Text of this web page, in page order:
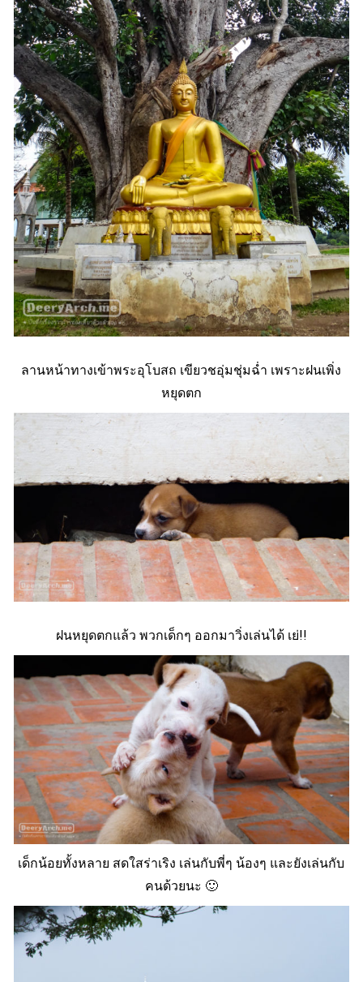
ลานหน้าทางเข้าพระอุโบสถ เขียวชอุ่มชุ่มฉ่ำ เพราะฝนเพิ่ง
หยุดตก
ฝนหยุดตกแล้ว พวกเด็กๆ ออกมาวิ่งเล่นได้ เย่!!
เด็กน้อยทั้งหลาย สดใสร่าเริง เล่นกับพี่ๆ น้องๆ และยังเล่นกับ
คนด้วยนะ 🙂